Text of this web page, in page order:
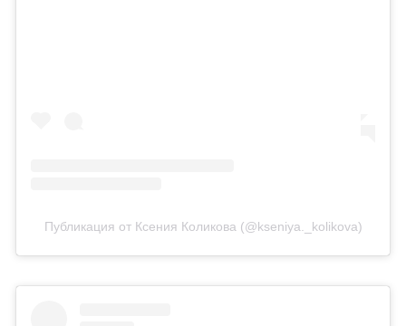
Публикация от Ксения Коликова (@kseniya._kolikova)